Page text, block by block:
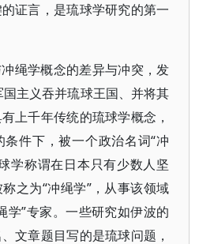
证言，是琉球学研究的第一
绳学概念的差异与冲突，发
主义吞并琉球王国、并将其
上千年传统的琉球学概念，
件下，被一个政治名词“冲
学称谓在日本只有少数人坚
之为“冲绳学”，从事该领域
学”专家。一些研究如伊波的
文章题目写的是琉球问题，